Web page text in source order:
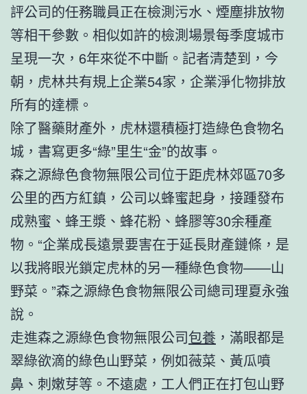
評公司的任務職員正在檢測污水、煙塵排放物
等相干參數。相似如許的檢測場景每季度城市
呈現一次，6年來從不中斷。記者清楚到，今
朝，虎林共有規上企業54家，企業淨化物排放
所有的達標。
除了醫藥財產外，虎林還積極打造綠色食物名
城，書寫更多“綠”里生“金”的故事。
森之源綠色食物無限公司位于距虎林郊區70多
公里的西方紅鎮，公司以蜂蜜起身，接踵發布
成熟蜜、蜂王漿、蜂花粉、蜂膠等30余種產
物。“企業成長遠景要害在于延長財產鏈條，是
以我將眼光鎖定虎林的另一種綠色食物——山
野菜。”森之源綠色食物無限公司總司理夏永強
說。
走進森之源綠色食物無限公司包養 ，滿眼都是
翠綠欲滴的綠色山野菜，例如薇菜、黃瓜噴
鼻、刺嫩芽等。不遠處，工人們正在打包山野